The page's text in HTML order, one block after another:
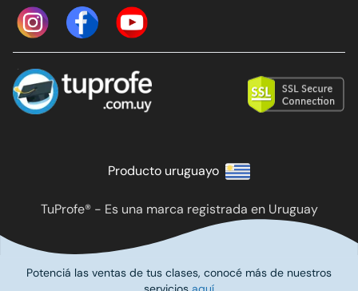
Producto uruguayo
TuProfe® - Es una marca registrada en Uruguay
Potenciá las ventas de tus clases, conocé más de nuestros